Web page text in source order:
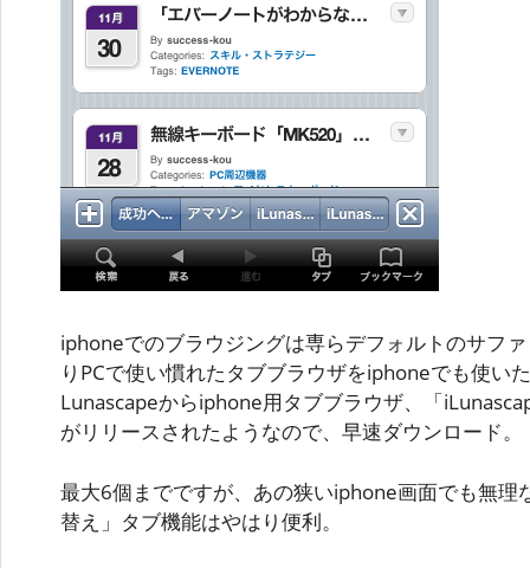
iphoneでのブラウジングは専らデフォルトのサフ
りPCで使い慣れたタブブラウザをiphoneでも使い
Lunascapeからiphone用タブブラウザ、「
がリリースされたようなので、早速ダウンロード。
最大6個までですが、あの狭いiphone画面でも無理
替え」タブ機能はやはり便利。